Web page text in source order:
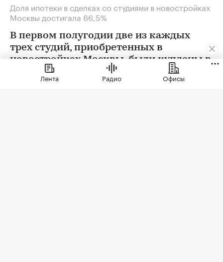
Доля ипотеки в сделках со студиями в новостройках
Москвы достигала 66,5%
В первом полугодии две из каждых
трех студий, приобретенных в
новостройках Москвы, были куплены в
ипотеку. В сегменте трешек ипотечных
сделок менее половины, а среди
Лента Радио Офисы